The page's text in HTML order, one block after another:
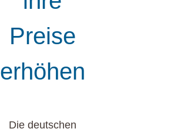
Preise
erhöhen
Die deutschen